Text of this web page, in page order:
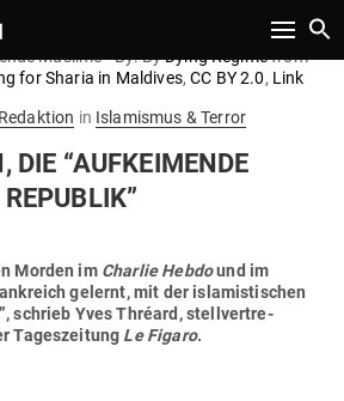
Toggle
Muslime - By: ByDying Regimefrom
for Sharia in Maldives,CC BY 2.0, Link
Redaktion in Islamismus & Terror
DIE “AUF­KEI­MENDE
Morden im Charlie Hebdound im
gelernt, mit der isla­mis­ti­schen
schrieb Yves Thréard, stell­ver­tre­
Tages­zeitung Le Figaro.